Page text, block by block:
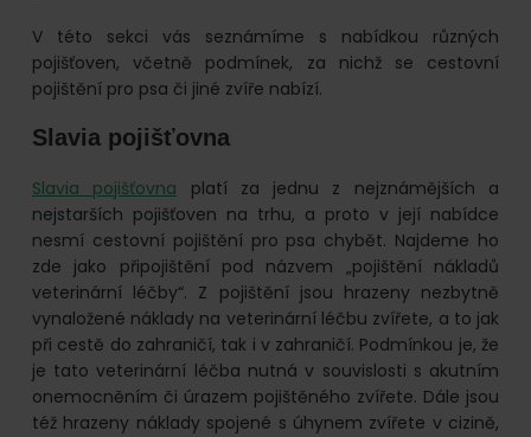
V této sekci vás seznámíme s nabídkou různých
pojišťoven, včetně podmínek, za nichž se cestovní
pojištění pro psa či jiné zvíře nabízí.
Slavia pojišťovna
Slavia pojišťovna platí za jednu z nejznámějších a
nejstarších pojišťoven na trhu, a proto v její nabídce
nesmí cestovní pojištění pro psa chybět. Najdeme ho
zde jako připojištění pod názvem „pojištění nákladů
veterinární léčby“. Z pojištění jsou hrazeny nezbytně
vynaložené náklady na veterinární léčbu zvířete, a to jak
při cestě do zahraničí, tak i v zahraničí. Podmínkou je, že
je tato veterinární léčba nutná v souvislosti s akutním
onemocněním či úrazem pojištěného zvířete. Dále jsou
též hrazeny náklady spojené s úhynem zvířete v cizině,